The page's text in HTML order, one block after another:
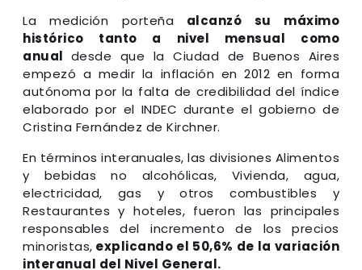
La medición porteña alcanzó su máximo
histórico tanto a nivel mensual como
anual desde que la Ciudad de Buenos Aires
empezó a medir la inflación en 2012 en forma
autónoma por la falta de credibilidad del índice
elaborado por el INDEC durante el gobierno de
Cristina Fernández de Kirchner.
En términos interanuales, las divisiones Alimentos
y bebidas no alcohólicas, Vivienda, agua,
electricidad, gas y otros combustibles y
Restaurantes y hoteles, fueron las principales
responsables del incremento de los precios
minoristas, explicando el 50,6% de la variación
interanual del Nivel General.